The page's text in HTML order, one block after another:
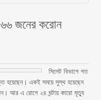
৬৬ জনের করোন
সিলেট বিভাগে গত
হয়েছেন। একই সময়ে সুস্থ হয়েছেন
আর এ রোগে ২৪ ঘন্টায় কারো মৃত্যু